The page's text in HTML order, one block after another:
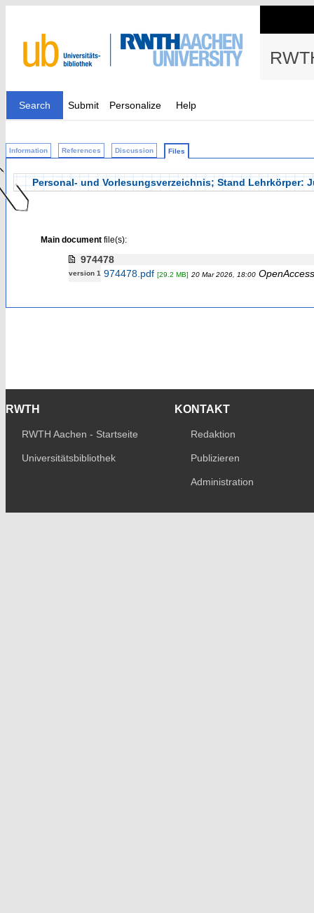
Search Submit Personalize Help
Information References Discussion Files
Personal- und Vorlesungsverzeichnis; Stand Lehrkörper:
Main documentfile(s):
974478
version 1 974478.pdf [29.2 MB] 20 Mar 2026, 18:00 OpenAccess
RWTH
RWTH Aachen - Startseite
Universitätsbibliothek
KONTAKT
Redaktion
Publizieren
Administration